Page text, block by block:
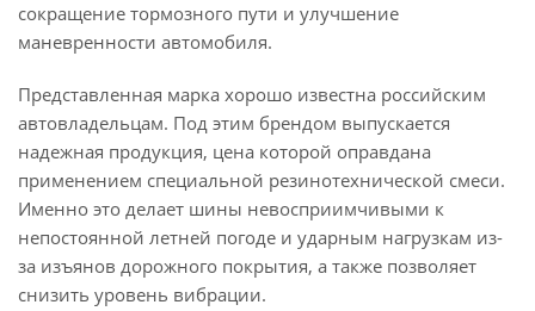
сокращение тормозного пути и улучшение
маневренности автомобиля.
Представленная марка хорошо известна российским
автовладельцам. Под этим брендом выпускается
надежная продукция, цена которой оправдана
применением специальной резинотехнической смеси.
Именно это делает шины невосприимчивыми к
непостоянной летней погоде и ударным нагрузкам из-
за изъянов дорожного покрытия, а также позволяет
снизить уровень вибрации.